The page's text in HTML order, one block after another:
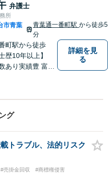
弁護士
所
市青葉
青葉通一番町駅から徒歩5
分
町駅から徒歩
歴10年以上】
あり実績豊 富】
ドバ イスが可
詳細を見
る
グ
トラブル、法的リスク
#売掛金回収 #商標権侵害